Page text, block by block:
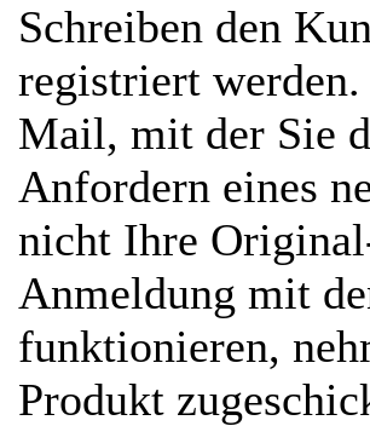
Schreiben den
registriert
Mail, mit der Sie
Anfordern eines
nicht Ihre
Anmeldung mit
funktionieren,
Produkt